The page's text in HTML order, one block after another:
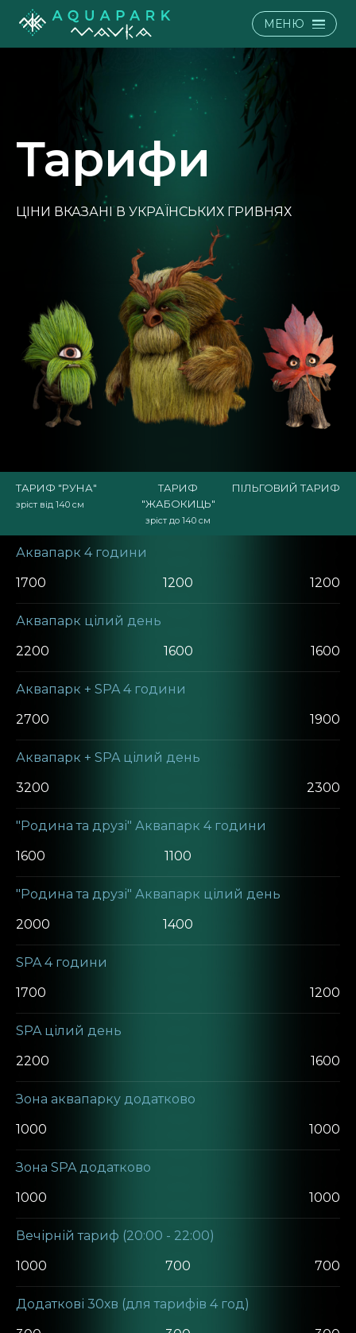
МЕНЮ
Тарифи
ЦІНИ ВКАЗАНІ В УКРАЇНСЬКИХ ГРИВНЯХ
ТАРИФ "РУНА"
зріст від 140 см
ТАРИФ
"ЖАБОКИЦЬ"
зріст до 140 см
ПІЛЬГОВИЙ ТАРИФ
Аквапарк 4 години
1700
1200 1200
Аквапарк цілий день
2200
1600 1600
Аквапарк + SPA 4 години
2700
1900
Аквапарк + SPA цілий день
3200
2300
"Родина та друзі" Аквапарк 4 години
1600
1100
"Родина та друзі" Аквапарк цілий день
2000
1400
SPA 4 години
1700
1200
SPA цілий день
2200
1600
Зона аквапарку додатково
1000
1000
Зона SPA додатково
1000
1000
Вечірній тариф (20:00 - 22:00)
1000
700 700
Додаткові 30хв (для тарифів 4 год)